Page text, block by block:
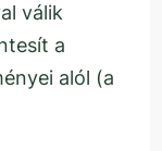
válik
a
alól (a